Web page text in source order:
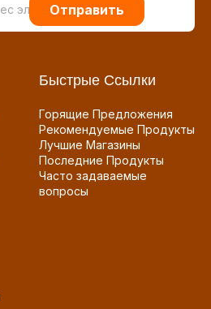
Отправить
Быстрые Ссылки
Горящие Предложения
Рекомендуемые Продукты
Лучшие Магазины
Последние Продукты
Часто задаваемые
вопросы